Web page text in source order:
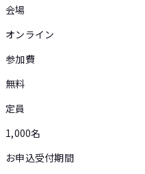
会場
オンライン
参加費
無料
定員
1,000名
お申込受付期間